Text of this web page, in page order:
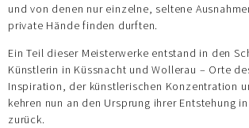
und von denen nur einzelne, seltene
private Hände finden durften.
Ein Teil dieser Meisterwerke entstand in den
Künstlerin in Küssnacht und Wollerau – Orte
Inspiration, der künstlerischen Konzentration
kehren nun an den Ursprung ihrer Entstehung
zurück.